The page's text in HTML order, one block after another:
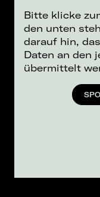
Bitte klicke
den unten
darauf hin,
Daten an den
übermittelt